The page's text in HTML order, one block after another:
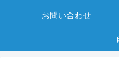
お問い合わせ